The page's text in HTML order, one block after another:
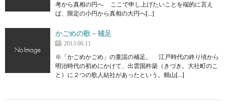
考から真相の円へ ここで申し上げたいことを端的に言え
ば、限定の小円から真相の大円へ[…]
かごめの歌－補足
2013.06.11
※「かごめかごめ」の童謡の補足。 江戸時代の終り頃から
明治時代の初めにかけて、出雲国杵築（きづき。大社町のこ
と）に２つの歌人結社があったという。鶴山[…]